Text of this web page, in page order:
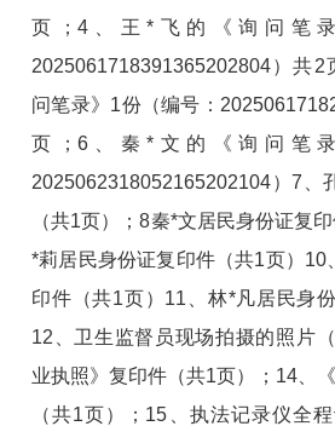
页；4、 王*飞的 《询问笔
2025061718391365202804）共2
问笔录》 1份（编号：
页；6、秦*文的《询问笔
2025062318052165202104）7、
（共1页）；8秦*文居民身份证复
*莉居民身份证复印件（共1页）10
印件（共1页）11、林*凡居民身
12、卫生监督员现场拍摄的照片
业执照》复印件 （共1页）；14、
（共1页）；15、执法记录仪全